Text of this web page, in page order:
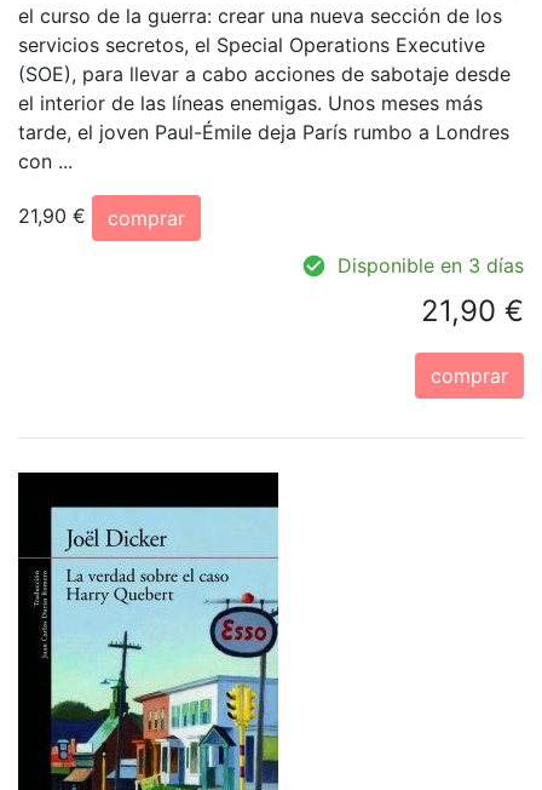
el curso de la guerra: crear una nueva sección de los
servicios secretos, el Special Operations Executive
(SOE), para llevar a cabo acciones de sabotaje desde
el interior de las líneas enemigas. Unos meses más
tarde, el joven Paul-Émile deja París rumbo a Londres
con ...
21,90 €
comprar
Disponible en 3 días
21,90 €
comprar